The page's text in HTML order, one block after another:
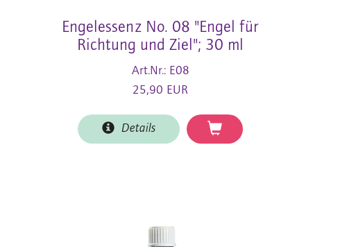
Engelessenz No. 08 "Engel für
Richtung und Ziel"; 30 ml
Art.Nr.: E08
25,90 EUR
Details